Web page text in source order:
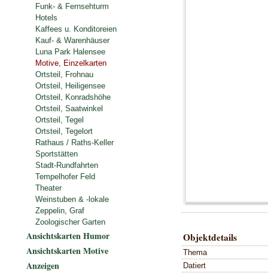
Objektdetails
Thema
Datiert
Funk- & Fernsehturm
Hotels
Kaffees u. Konditoreien
Kauf- & Warenhäuser
Luna Park Halensee
Motive, Einzelkarten
Ortsteil, Frohnau
Ortsteil, Heiligensee
Ortsteil, Konradshöhe
Ortsteil, Saatwinkel
Ortsteil, Tegel
Ortsteil, Tegelort
Rathaus / Raths-Keller
Sportstätten
Stadt-Rundfahrten
Tempelhofer Feld
Theater
Weinstuben & -lokale
Zeppelin, Graf
Zoologischer Garten
Ansichtskarten Humor
Ansichtskarten Motive
Anzeigen